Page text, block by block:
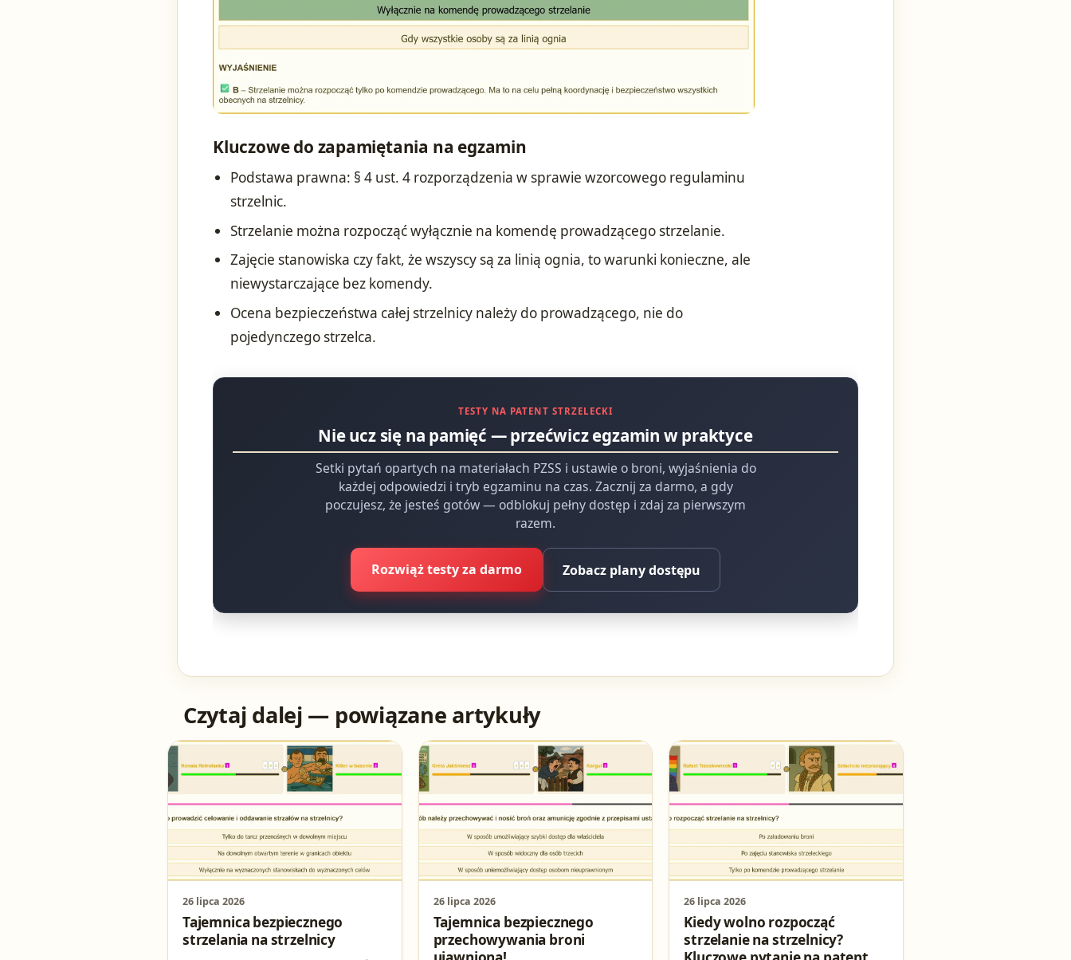
Kluczowe do zapamiętania na egzamin
Podstawa prawna: § 4 ust. 4 rozporządzenia w sprawie wzorcowego regulaminu
strzelnic.
Strzelanie można rozpocząć wyłącznie na komendę prowadzącego strzelanie.
Zajęcie stanowiska czy fakt, że wszyscy są za linią ognia, to warunki konieczne, ale
niewystarczające bez komendy.
Ocena bezpieczeństwa całej strzelnicy należy do prowadzącego, nie do
pojedynczego strzelca.
TESTY NA PATENT STRZELECKI
Nie ucz się na pamięć — przećwicz egzamin w praktyce
Setki pytań opartych na materiałach PZSS i ustawie o broni, wyjaśnienia do
każdej odpowiedzi i tryb egzaminu na czas. Zacznij za darmo, a gdy
poczujesz, że jesteś gotów — odblokuj pełny dostęp i zdaj za pierwszym
razem.
Rozwiąż testy za darmo Zobacz plany dostępu
Czytaj dalej — powiązane artykuły
26 lipca 2026
Tajemnica bezpiecznego
strzelania na strzelnicy
26 lipca 2026
Tajemnica bezpiecznego
przechowywania broni
26 lipca 2026
Kiedy wolno rozpocząć
strzelanie na strzelnicy?